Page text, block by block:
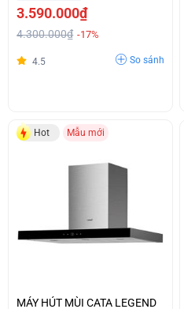
3.590.000₫
4.300.000₫ -17%
4.5 So sánh
Hot Mẫu mới
MÁY HÚT MÙI CATA LEGEND